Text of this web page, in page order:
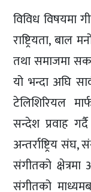
विविध विषयमा
राष्ट्रियता, बाल
तथा समाजमा
यो भन्दा अघि
टेलिशिरियल
सन्देश प्रवाह
अन्तर्राष्ट्रिय
संगीतको
संगीतको